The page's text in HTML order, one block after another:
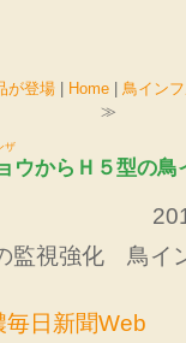
が登場 Home
鳥イン
≫
ザ
ウからＨ５型の
監視強化 鳥イ
毎日新聞Web